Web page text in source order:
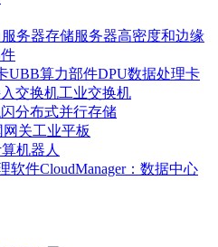
务器存储服务器高密度和边缘
UBB算力部件DPU数据处理卡
交换机工业交换机
分布式并行存储
网关工业平板
机器人
软件CloudManager：数据中心